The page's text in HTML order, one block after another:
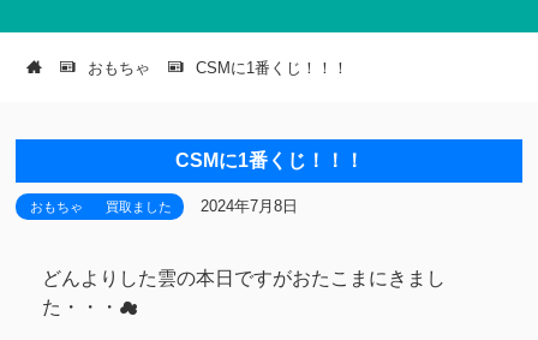
おもちゃ CSMに1番くじ！！！
CSMに1番くじ！！！
おもちゃ 買取ました 2024年7月8日
どんよりした雲の本日ですがおたこまにきまし
た・・・☁